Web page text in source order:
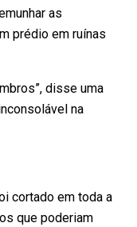
as
prédio em ruínas
disse uma
na
cortado em toda a
que poderiam